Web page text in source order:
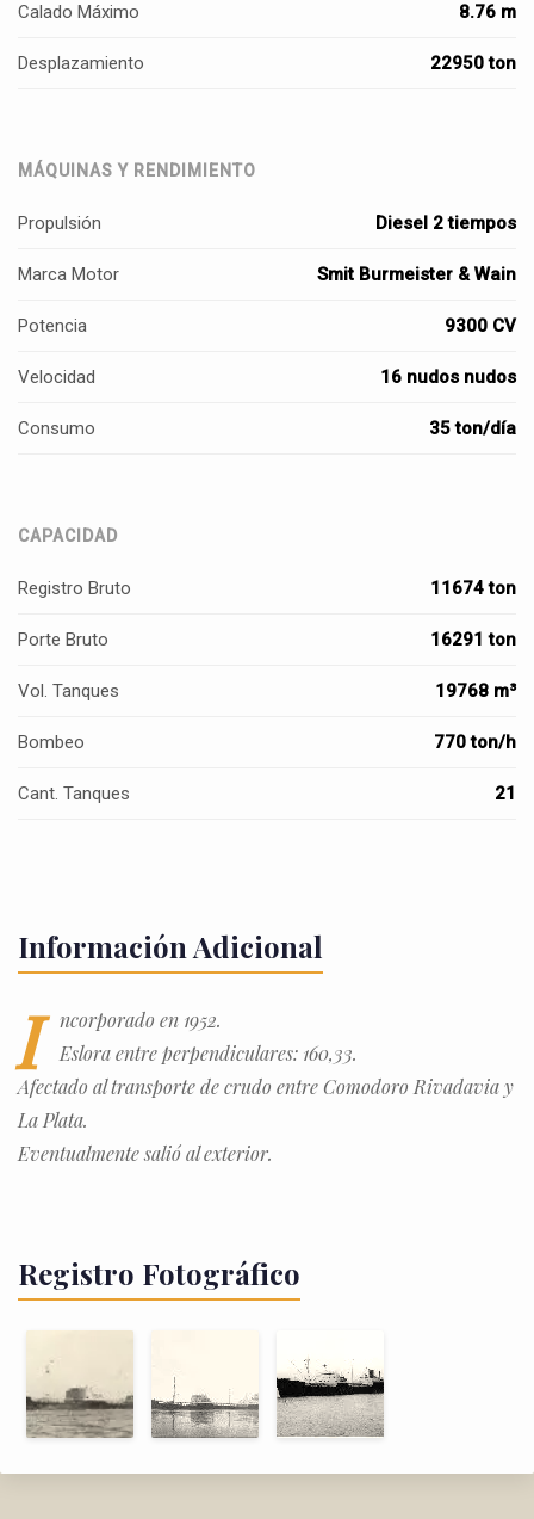
Calado Máximo 8.76 m
Desplazamiento 22950 ton
MÁQUINAS Y RENDIMIENTO
Propulsión Diesel 2 tiempos
Marca Motor Smit Burmeister & Wain
Potencia 9300 CV
Velocidad 16 nudos nudos
Consumo 35 ton/día
CAPACIDAD
Registro Bruto 11674 ton
Porte Bruto 16291 ton
Vol. Tanques 19768 m³
Bombeo 770 ton/h
Cant. Tanques 21
Información Adicional
I
ncorporado en 1952.
Eslora entre perpendiculares: 160,33.
Afectado al transporte de crudo entre Comodoro Rivadavia y
La Plata.
Eventualmente salió al exterior.
Registro Fotográfico